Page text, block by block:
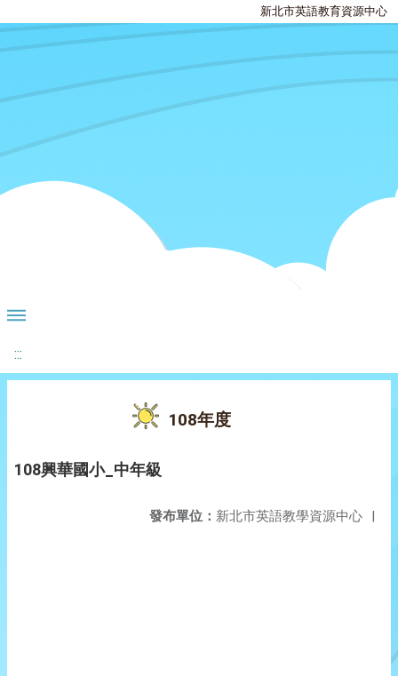
新北市英語教育資源中心
:::
108年度
108興華國小_中年級
發布單位： 新北市英語教學資源中心 |